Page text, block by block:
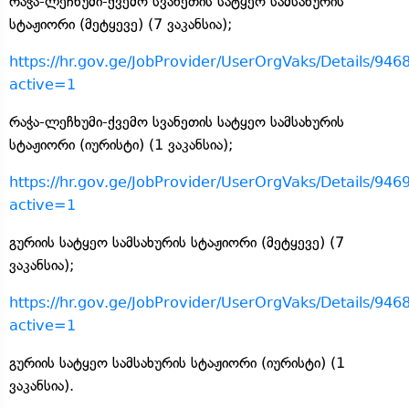
სტაჟიორი (მეტყევე) (7 ვაკანსია);
https://hr.gov.ge/JobProvider/UserOrgVaks/Details/
active=1
რაჭა-ლეჩხუმი-ქვემო სვანეთის სატყეო სამსახურის
სტაჟიორი (იურისტი) (1 ვაკანსია);
https://hr.gov.ge/JobProvider/UserOrgVaks/Details/
active=1
გურიის სატყეო სამსახურის სტაჟიორი (მეტყევე) (7
ვაკანსია);
https://hr.gov.ge/JobProvider/UserOrgVaks/Details/
active=1
გურიის სატყეო სამსახურის სტაჟიორი (იურისტი) (1
ვაკანსია).